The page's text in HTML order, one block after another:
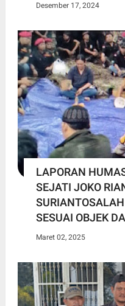
Desember 17, 2024
LAPORAN
SEJATI JOKO
SESUAI OBJEK
Maret 02, 2025